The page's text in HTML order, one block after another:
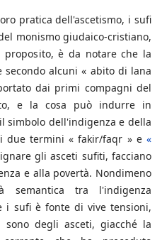
pratica dell'ascetismo, i sufi
monismo giudaico-cristiano,
è da notare che la
secondo alcuni « abito di lana
dai primi compagni del
e la cosa può indurre in
simbolo dell'indigenza e della
due termini « fakir/faqr » e «
gli asceti sufiti, facciano
e alla povertà. Nondimeno
semantica tra l'indigenza
i sufi è fonte di vive tensioni,
degli asceti, giacché la